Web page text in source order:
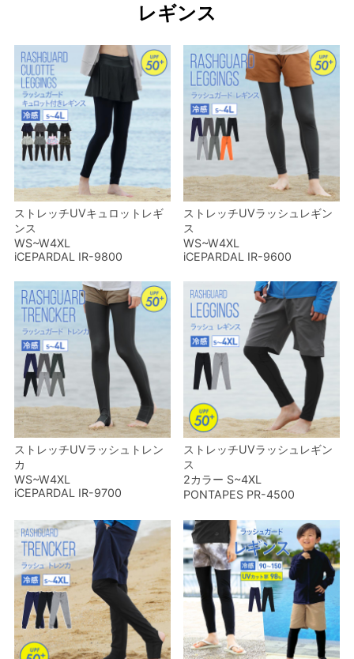
レギンス
ストレッチUVキュロットレギ
ンス
WS~W4XL
iCEPARDAL IR-9800
ストレッチUVラッシュレギン
ス
WS~W4XL
iCEPARDAL IR-9600
ストレッチUVラッシュトレン
カ
WS~W4XL
iCEPARDAL IR-9700
ストレッチUVラッシュレギン
ス
2カラー S~4XL
PONTAPES PR-4500